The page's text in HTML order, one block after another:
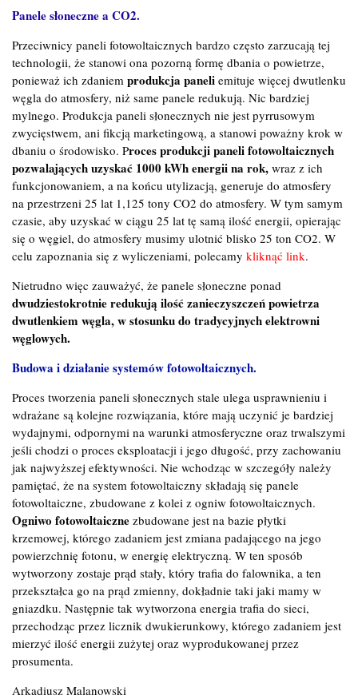
Panele słoneczne a CO2.
Przeciwnicy paneli fotowoltaicznych bardzo często zarzucają tej
technologii, że stanowi ona pozorną formę dbania o powietrze,
ponieważ ich zdaniem produkcja paneli emituje więcej dwutlenku
węgla do atmosfery, niż same panele redukują. Nic bardziej
mylnego. Produkcja paneli słonecznych nie jest pyrrusowym
zwycięstwem, ani fikcją marketingową, a stanowi poważny krok w
dbaniu o środowisko. Proces produkcji paneli fotowoltaicznych
pozwalających uzyskać 1000 kWh energii na rok, wraz z ich
funkcjonowaniem, a na końcu utylizacją, generuje do atmosfery
na przestrzeni 25 lat 1,125 tony CO2 do atmosfery. W tym samym
czasie, aby uzyskać w ciągu 25 lat tę samą ilość energii, opierając
się o węgiel, do atmosfery musimy ulotnić blisko 25 ton CO2. W
celu zapoznania się z wyliczeniami, polecamy kliknąć link.
Nietrudno więc zauważyć, że panele słoneczne ponad
dwudziestokrotnie redukują ilość zanieczyszczeń powietrza
dwutlenkiem węgla, w stosunku do tradycyjnych elektrowni
węglowych.
Budowa i działanie systemów fotowoltaicznych.
Proces tworzenia paneli słonecznych stale ulega usprawnieniu i
wdrażane są kolejne rozwiązania, które mają uczynić je bardziej
wydajnymi, odpornymi na warunki atmosferyczne oraz trwalszymi
jeśli chodzi o proces eksploatacji i jego długość, przy zachowaniu
jak najwyższej efektywności. Nie wchodząc w szczegóły należy
pamiętać, że na system fotowoltaiczny składają się panele
fotowoltaiczne, zbudowane z kolei z ogniw fotowoltaicznych.
Ogniwo fotowoltaiczne zbudowane jest na bazie płytki
krzemowej, którego zadaniem jest zmiana padającego na jego
powierzchnię fotonu, w energię elektryczną. W ten sposób
wytworzony zostaje prąd stały, który trafia do falownika, a ten
przekształca go na prąd zmienny, dokładnie taki jaki mamy w
gniazdku. Następnie tak wytworzona energia trafia do sieci,
przechodząc przez licznik dwukierunkowy, którego zadaniem jest
mierzyć ilość energii zużytej oraz wyprodukowanej przez
prosumenta.
Arkadiusz Malanowski